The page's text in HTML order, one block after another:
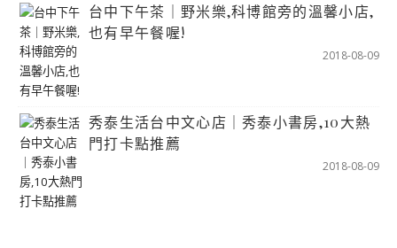
台中下午茶｜野米樂,科博館旁的溫馨小店,
也有早午餐喔!
2018-08-09
秀泰生活台中文心店｜秀泰小書房,10大熱
門打卡點推薦
2018-08-09